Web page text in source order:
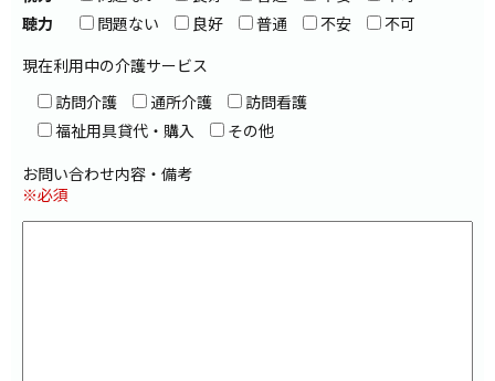
聴力
問題ない 良好 普通 不安
不可
現在利用中の介護サービス
訪問介護
通所介護
訪問看護
福祉用具貸代・購入
その他
お問い合わせ内容・備考
※必須